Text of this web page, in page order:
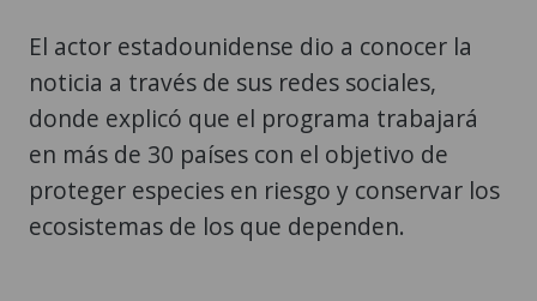
El actor estadounidense dio a conocer la
noticia a través de sus redes sociales,
donde explicó que el programa trabajará
en más de 30 países con el objetivo de
proteger especies en riesgo y conservar los
ecosistemas de los que dependen.